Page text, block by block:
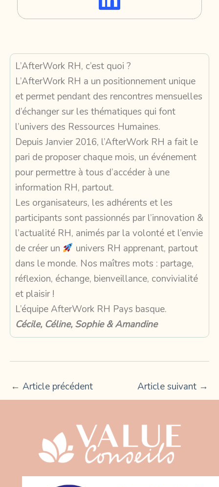
L’AfterWork RH, c’est quoi ?
L’AfterWork RH a un positionnement unique
et permet pendant des rencontres mensuelles
d’échanger sur les thématiques qui font
l’univers des Ressources Humaines.
Depuis Janvier 2016, l’AfterWork RH a fait le
pari de proposer chaque mois, un événement
pour permettre à tous d’accéder à une
information RH, partout.
Les organisateurs, les adhérents et les
participants sont passionnés par l’innovation &
l’actualité RH, animés par la volonté et l’envie
de créer un
univers RH apprenant, partout
dans le monde. Nos maîtres mots : partage,
réflexion, échange, bienveillance, convivialité
et plaisir !
L’équipe AfterWork RH Pays basque.
Cécile, Céline, Sophie & Amandine
← Article précédent Article suivant →